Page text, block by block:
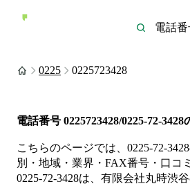
0225 0225723428
電話番号 0225723428/0225-72-3428
こちらのページでは、 0225-72-3428
別・地域・業界・FAX番号・口コ
0225-72-3428は、 有限会社丸時渋谷